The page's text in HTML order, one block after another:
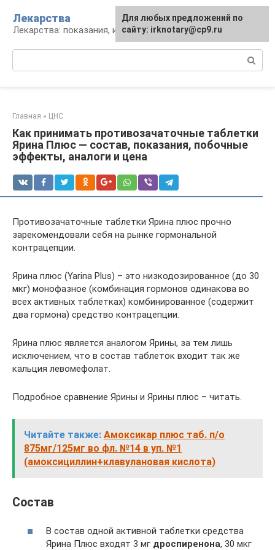
контенту
Лекарства
Лекарства: показания, инструкция, аналоги
Главная » ЦНС
Как принимать противозачаточные таблетки
Ярина Плюс — состав, показания, побочные
эффекты, аналоги и цена
Противозачаточные таблетки Ярина плюс прочно
зарекомендовали себя на рынке гормональной
контрацепции.
Ярина плюс (Yarina Plus) – это низкодозированное (до 30
мкг) монофазное (комбинация гормонов одинакова во
всех активных таблетках) комбинированное (содержит
два гормона) средство контрацепции.
Ярина плюс является аналогом Ярины, за тем лишь
исключением, что в состав таблеток входит так же
кальция левомефолат.
Подробное сравнение Ярины и Ярины плюс – читать.
Читайте также: Амоксикар плюс таб. п/о
875мг/125мг во фл. №14 в уп. №1
(амоксициллин+клавулановая кислота)
Состав
В состав одной активной таблетки средства
Ярина Плюс входят 3 мг дроспиренона, 30 мкг
Для любых предложений по
сайту: irknotary@cp9.ru